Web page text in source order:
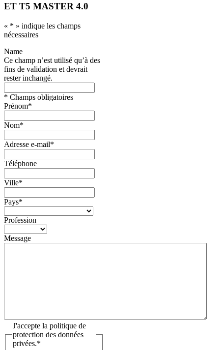
ET T5 MASTER 4.0
« * » indique les champs
nécessaires
Name
Ce champ n’est utilisé qu’à des
fins de validation et devrait
rester inchangé.
* Champs obligatoires
Prénom*
Nom*
Adresse e-mail*
Téléphone
Ville*
Pays*
Profession
Message
J'accepte la politique de
protection des données
privées.*